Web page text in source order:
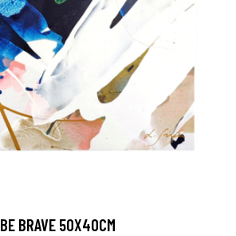
BE BRAVE 50X40CM